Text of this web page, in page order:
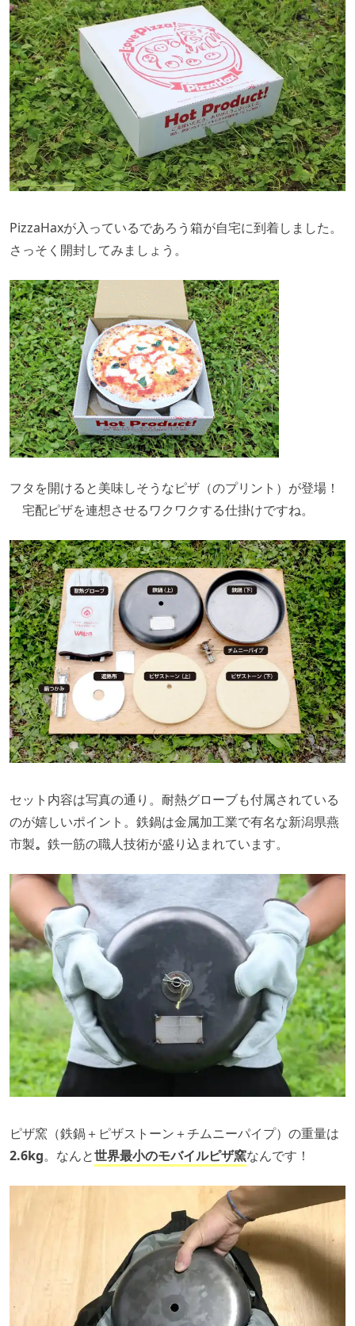
PizzaHaxが入っているであろう箱が自宅に到着しました。
さっそく開封してみましょう。
フタを開けると美味しそうなピザ（のプリント）が登場！
宅配ピザを連想させるワクワクする仕掛けですね。
セット内容は写真の通り。耐熱グローブも付属されている
のが嬉しいポイント。鉄鍋は金属加工業で有名な新潟県燕
市製。 鉄一筋の職人技術が盛り込まれています。
ピザ窯（鉄鍋＋ピザストーン＋チムニーパイプ）の重量は
2.6kg。なんと世界最小のモバイルピザ窯なんです！